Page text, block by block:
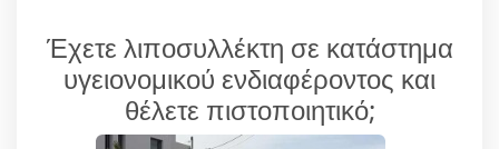
Έχετε λιποσυλλέκτη σε κατάστημα
υγειονομικού ενδιαφέροντος και
θέλετε πιστοποιητικό;